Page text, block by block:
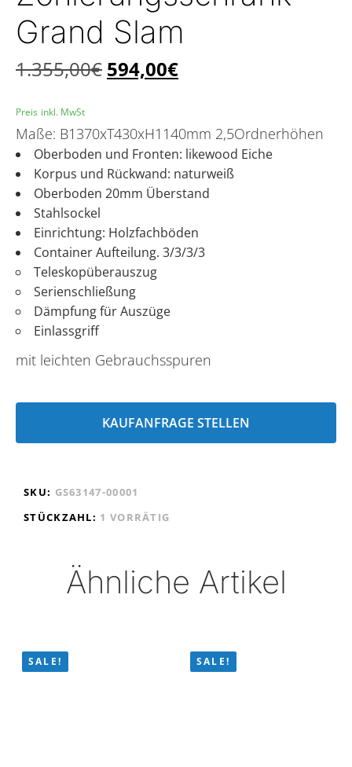
Grand Slam
1.355,00€ 594,00€
Preis inkl. MwSt
Maße: B1370xT430xH1140mm 2,5Ordnerhöhen
Oberboden und Fronten: likewood Eiche
Korpus und Rückwand: naturweiß
Oberboden 20mm Überstand
Stahlsockel
Einrichtung: Holzfachböden
Container Aufteilung. 3/3/3/3
Teleskopüberauszug
Serienschließung
Dämpfung für Auszüge
Einlassgriff
mit leichten Gebrauchsspuren
KAUFANFRAGE STELLEN
SKU: GS63147-00001
STÜCKZAHL: 1 VORRÄTIG
Ähnliche Artikel
SALE! SALE!